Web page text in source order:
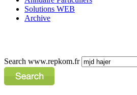
Solutions WEB
Archive
Search www.repkom.fr